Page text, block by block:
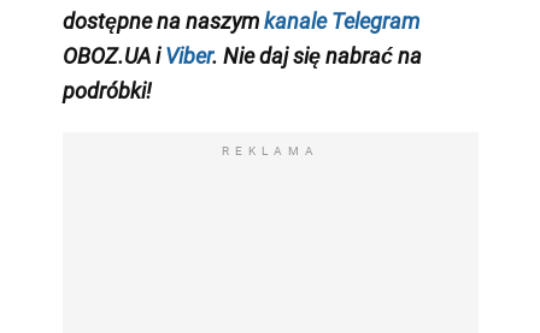
dostępne na naszymkanale Telegram
OBOZ.UA iViber. Nie daj się nabrać na
podróbki!
REKLAMA